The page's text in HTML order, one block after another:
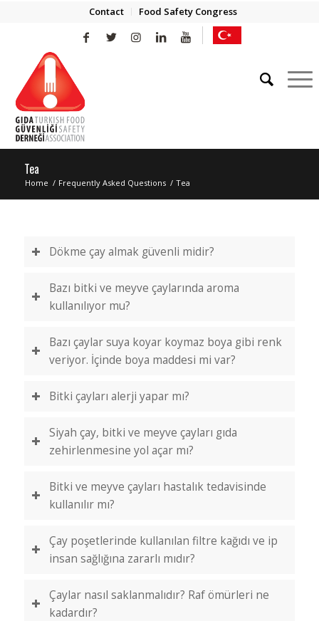
Contact Food Safety Congress
Tea
Home / Frequently Asked Questions / Tea
Dökme çay almak güvenli midir?
Bazı bitki ve meyve çaylarında aroma
kullanılıyor mu?
Bazı çaylar suya koyar koymaz boya gibi renk
veriyor. İçinde boya maddesi mi var?
Bitki çayları alerji yapar mı?
Siyah çay, bitki ve meyve çayları gıda
zehirlenmesine yol açar mı?
Bitki ve meyve çayları hastalık tedavisinde
kullanılır mı?
Çay poşetlerinde kullanılan filtre kağıdı ve ip
insan sağlığına zararlı mıdır?
Çaylar nasıl saklanmalıdır? Raf ömürleri ne
kadardır?